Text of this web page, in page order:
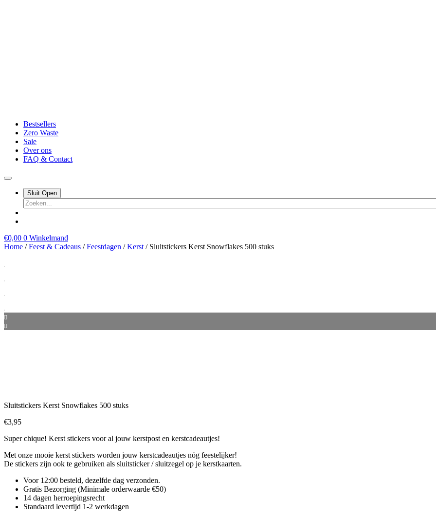
Bestsellers
Zero Waste
Sale
Over ons
FAQ & Contact
Sluit Open
€0,00 0 Winkelmand
Home /Feest & Cadeaus /Feestdagen /Kerst / Sluitstickers Kerst Snowflakes 500 stuks
Sluitstickers Kerst Snowflakes 500 stuks
€3,95
Super chique! Kerst stickers voor al jouw kerstpost en kerstcadeautjes!
Met onze mooie kerst stickers worden jouw kerstcadeautjes nóg feestelijker!
De stickers zijn ook te gebruiken als sluitsticker / sluitzegel op je kerstkaarten.
Voor 12:00 besteld, dezelfde dag verzonden.
Gratis Bezorging (Minimale orderwaarde €50)
14 dagen herroepingsrecht
Standaard levertijd 1-2 werkdagen